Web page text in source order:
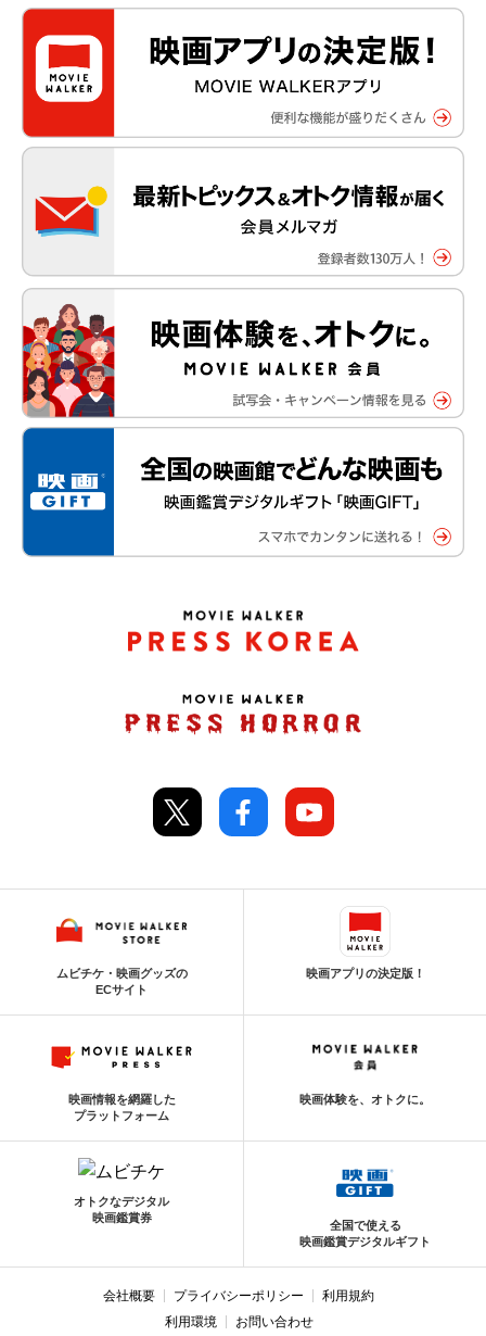
ムビチケ・映画グッズの
ECサイト
映画アプリの決定版！
映画情報を網羅した
プラットフォーム
映画体験を、オトクに。
オトクなデジタル
映画鑑賞券
全国で使える
映画鑑賞デジタルギフト
会社概要 プライバシーポリシー
利用規約
利用環境
お問い合わせ